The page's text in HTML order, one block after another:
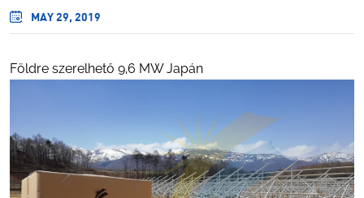
MAY 29, 2019
Földre szerelhető 9,6 MW Japán